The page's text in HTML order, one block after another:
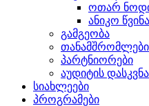
ოთარ
ანიკო
გამგეობა
თანამშრომლები
პარტნიორები
აუდიტის დასკვნა
სიახლეები
პროგრამები